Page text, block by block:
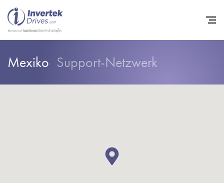
Mexiko Support-Netzwerk
Startseite
Frequenzumrichter